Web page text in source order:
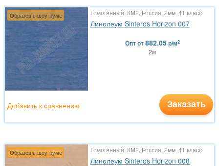
Образец в шоу-руме Гомогенный, КМ2, Россия, 2мм, 41 класс
Линолеум Sinteros Horizon 007
Оптот882.05р/м2
2м
Заказать
Добавить к сравнению
Образец в шоу-руме Гомогенный, КМ2, Россия, 2мм, 41 класс
Линолеум Sinteros Horizon 008